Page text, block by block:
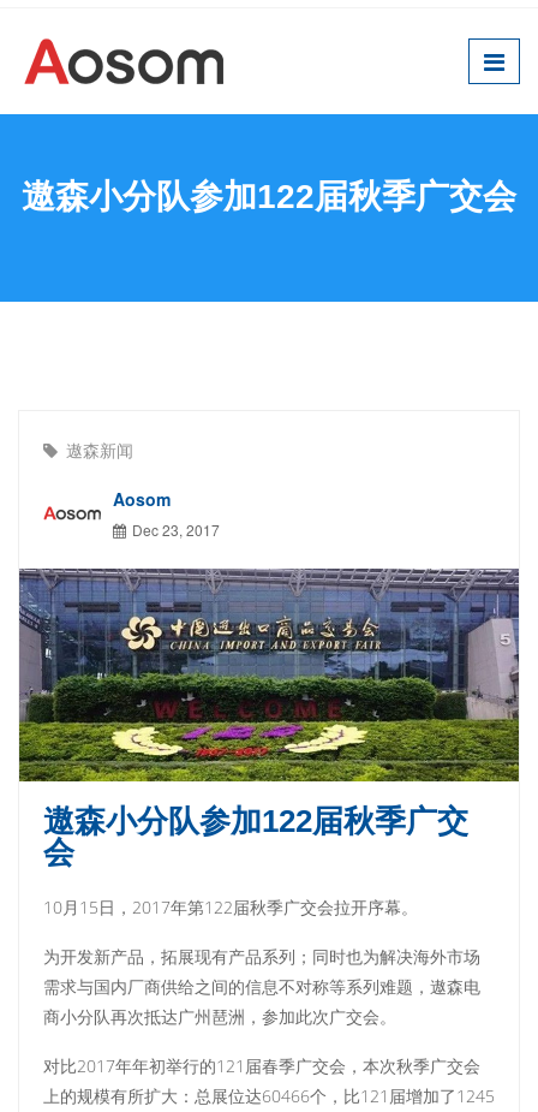
遨森小分队参加122届秋季广交会
遨森新闻
Aosom
Dec 23, 2017
遨森小分队参加122届秋季广交
会
10月15日，2017年第122届秋季广交会拉开序幕。
为开发新产品，拓展现有产品系列；同时也为解决海外市场
需求与国内厂商供给之间的信息不对称等系列难题，遨森电
商小分队再次抵达广州琶洲，参加此次广交会。
对比2017年年初举行的121届春季广交会，本次秋季广交会
上的规模有所扩大：总展位达60466个，比121届增加了1245